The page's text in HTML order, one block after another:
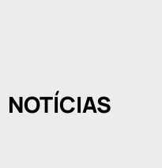
NOTÍCIAS